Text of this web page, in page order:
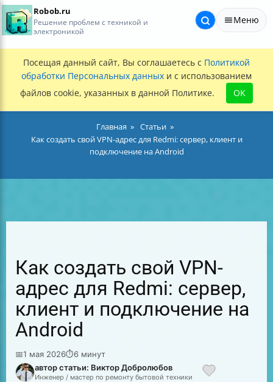
Robob.ru
Решение проблем с техникой и
электроникой
Меню
Посещая данный сайт, Вы соглашаетесь с Политикой
обработки Персональных данных и с использованием
файлов cookie, указанных в данной Политике.
OK
Главная
Статьи
Как создать свой VPN-адрес для Redmi: сервер, клиент и
подключение на Android
Как создать свой VPN-
адрес для Redmi: сервер,
клиент и подключение на
Android
📅1 мая 2026⏱6 минут
автор статьи: Виктор Добролюбов
Инженер / мастер по ремонту бытовой техники